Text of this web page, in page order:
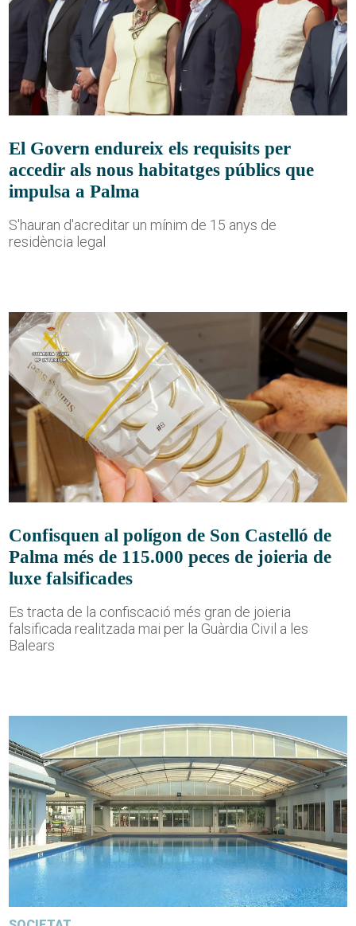
El Govern endureix els requisits per
accedir als nous habitatges públics que
impulsa a Palma
S'hauran d'acreditar un mínim de 15 anys de
residència legal
Confisquen al polígon de Son Castelló de
Palma més de 115.000 peces de joieria de
luxe falsificades
Es tracta de la confiscació més gran de joieria
falsificada realitzada mai per la Guàrdia Civil a les
Balears